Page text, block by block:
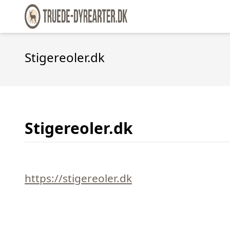
Stigereoler.dk
Stigereoler.dk
https://stigereoler.dk